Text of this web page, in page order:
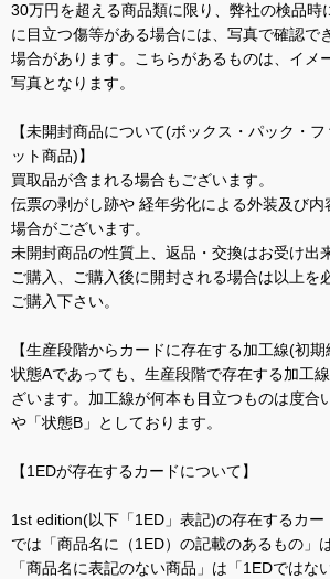
30万円を超える商品類に限り、弊社の検品時
に目立つ傷等がある場合には、写真で確認で
場合があります。こちらがあるものは、イメ
写真となります。
【未開封商品について(ボックス・パック・
ット商品)】
買取品が含まれる場合もございます。
伝票の剥がし跡や 経年劣化による外装及び内
場合がございます。
未開封商品の性質上、返品・交換はお受け出
ご購入、ご購入後に開封される場合は以上を
ご購入下さい。
【生産段階からカードに存在する加工線(初期
状態Aであっても、生産段階で存在する加工
ざいます。加工線が何本も目立つものは度合
や「状態B」としております。
【1EDが存在するカードについて】
1st edition(以下「1ED」表記)の存在するカ
では「商品名に（1ED）の記載のあるもの」
「商品名に表記のない商品」は「1EDではな